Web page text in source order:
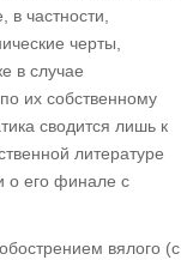
в частности,
черты,
в случае
их собственному
сводится лишь к
литературе
о его финале с
вялого (с